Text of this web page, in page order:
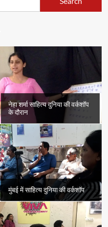
नेहा शर्मा साहित्य दुनिया की वर्कशॉप
के दौरान
मुंबई में साहित्य दुनिया की वर्कशॉप